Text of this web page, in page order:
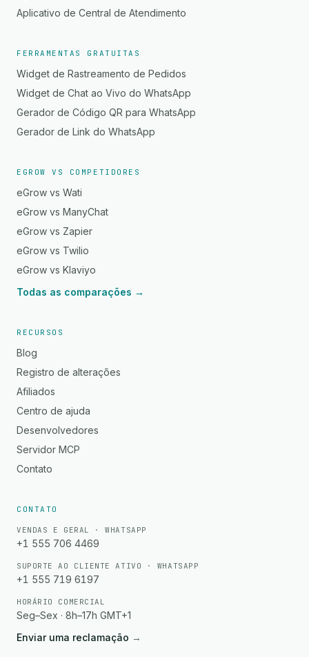
Aplicativo de Central de Atendimento
FERRAMENTAS GRATUITAS
Widget de Rastreamento de Pedidos
Widget de Chat ao Vivo do WhatsApp
Gerador de Código QR para WhatsApp
Gerador de Link do WhatsApp
EGROW VS COMPETIDORES
eGrow vs Wati
eGrow vs ManyChat
eGrow vs Zapier
eGrow vs Twilio
eGrow vs Klaviyo
Todas as comparações →
RECURSOS
Blog
Registro de alterações
Afiliados
Centro de ajuda
Desenvolvedores
Servidor MCP
Contato
CONTATO
VENDAS E GERAL · WHATSAPP
+1 555 706 4469
SUPORTE AO CLIENTE ATIVO · WHATSAPP
+1 555 719 6197
HORÁRIO COMERCIAL
Seg–Sex · 8h–17h GMT+1
Enviar uma reclamação →